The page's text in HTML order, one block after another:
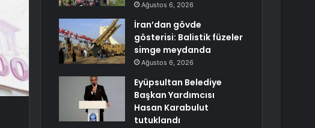
Ağustos 6, 2026
İran’dan gövde
gösterisi: Balistik füzeler
simge meydanda
Ağustos 6, 2026
Eyüpsultan Belediye
Başkan Yardımcısı
Hasan Karabulut
tutuklandı